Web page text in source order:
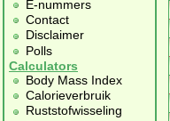
E-nummers
Contact
Disclaimer
Polls
Calculators
Body Mass Index
Calorieverbruik
Ruststofwisseling